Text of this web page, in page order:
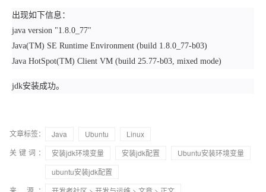
出现如下信息：
java version "1.8.0_77"
Java(TM) SE Runtime Environment (build 1.8.0_77-b03)
Java HotSpot(TM) Client VM (build 25.77-b03, mixed mode)
jdk安装成功。
文章标签： Java Ubuntu
Linux
关键词：
安装jdk环境变量 安装jdk配置
Ubuntu安装环境变量
ubuntu安装jdk配置
来 源：